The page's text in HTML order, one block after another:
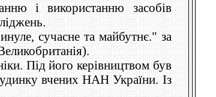
і використанню засобів
сучасне та майбутнє." за
Під його керівництвом був
вчених НАН України. Із